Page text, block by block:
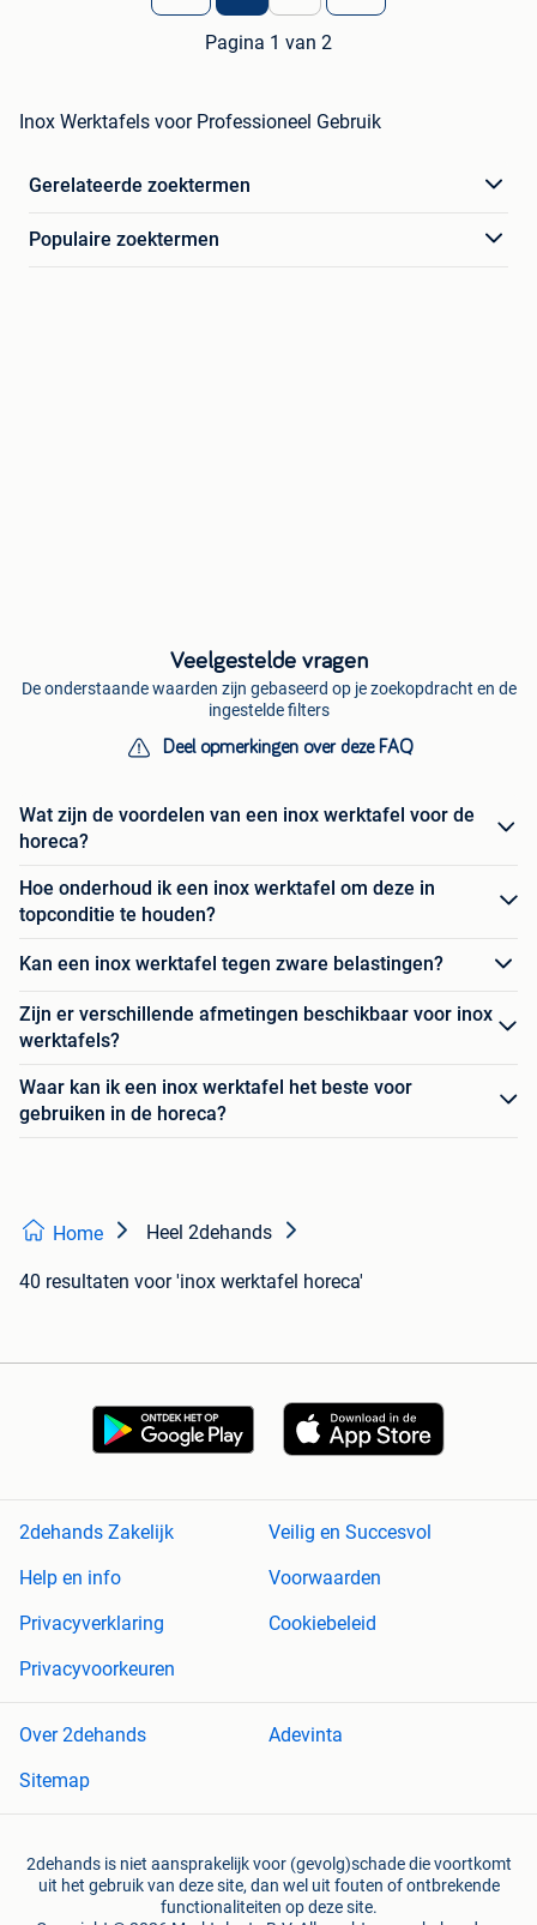
Pagina 1 van 2
Inox Werktafels voor Professioneel Gebruik
Gerelateerde zoektermen
Populaire zoektermen
Veelgestelde vragen
De onderstaande waarden zijn gebaseerd op je zoekopdracht en de
ingestelde filters
Deel opmerkingen over deze FAQ
Wat zijn de voordelen van een inox werktafel voor de
horeca?
Hoe onderhoud ik een inox werktafel om deze in
topconditie te houden?
Kan een inox werktafel tegen zware belastingen?
Zijn er verschillende afmetingen beschikbaar voor inox
werktafels?
Waar kan ik een inox werktafel het beste voor
gebruiken in de horeca?
Home Heel 2dehands
40 resultaten voor 'inox werktafel horeca'
2dehands Zakelijk
Veilig en Succesvol
Help en info
Voorwaarden
Privacyverklaring
Cookiebeleid
Privacyvoorkeuren
Over 2dehands
Adevinta
Sitemap
2dehands is niet aansprakelijk voor (gevolg)schade die voortkomt
uit het gebruik van deze site, dan wel uit fouten of ontbrekende
functionaliteiten op deze site.